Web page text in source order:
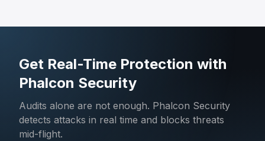
Get Real-Time Protection with
Phalcon Security
Audits alone are not enough. Phalcon Security
detects attacks in real time and blocks threats
mid-flight.